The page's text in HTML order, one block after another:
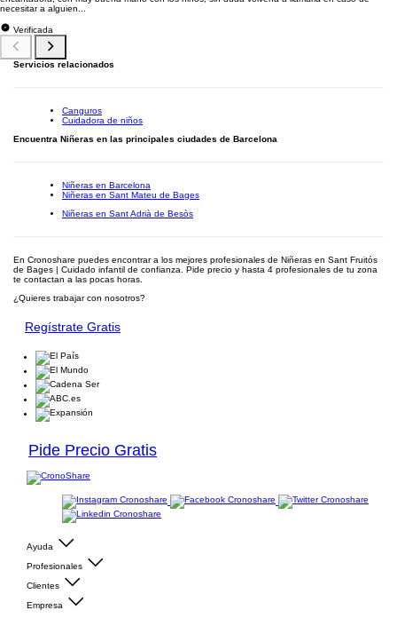
necesitar a alguien...
Verificada
Servicios relacionados
Canguros
Cuidadora de niños
Encuentra Niñeras en las principales ciudades de Barcelona
Niñeras en Barcelona
Niñeras en Sant Mateu de Bages
Niñeras en Sant Adrià de Besòs
En Cronoshare puedes encontrar a los mejores profesionales de Niñeras en Sant Fruitós
de Bages | Cuidado infantil de confianza. Pide precio y hasta 4 profesionales de tu zona
te contactan a las pocas horas.
¿Quieres trabajar con nosotros?
Regístrate Gratis
Pide Precio Gratis
Ayuda
Profesionales
Clientes
Empresa